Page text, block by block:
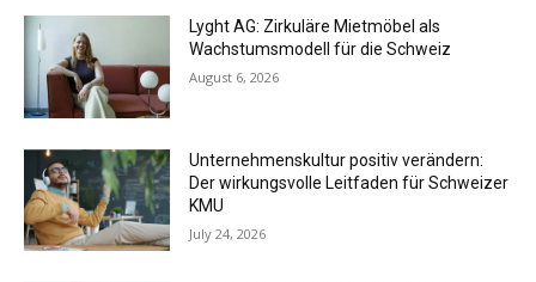
Lyght AG: Zirkuläre Mietmöbel als
Wachstumsmodell für die Schweiz
August 6, 2026
Unternehmenskultur positiv verändern:
Der wirkungsvolle Leitfaden für Schweizer
KMU
July 24, 2026